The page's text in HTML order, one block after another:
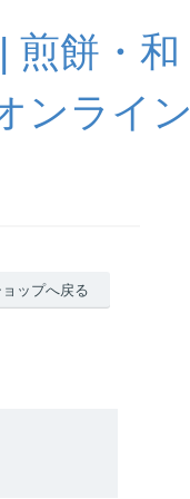
煎餅・和
ンライン
ョップへ戻る